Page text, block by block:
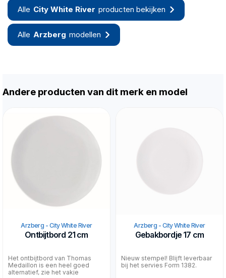
Alle City White River producten bekijken
Alle Arzberg modellen
Andere producten van dit merk en model
Arzberg - City White River
Ontbijtbord 21 cm
Het ontbijtbord van Thomas
Medaillon is een heel goed
alternatief, zie het vakje
Arzberg - City White River
Gebakbordje 17 cm
Nieuw stempel! Blijft leverbaar
bij het servies Form 1382.